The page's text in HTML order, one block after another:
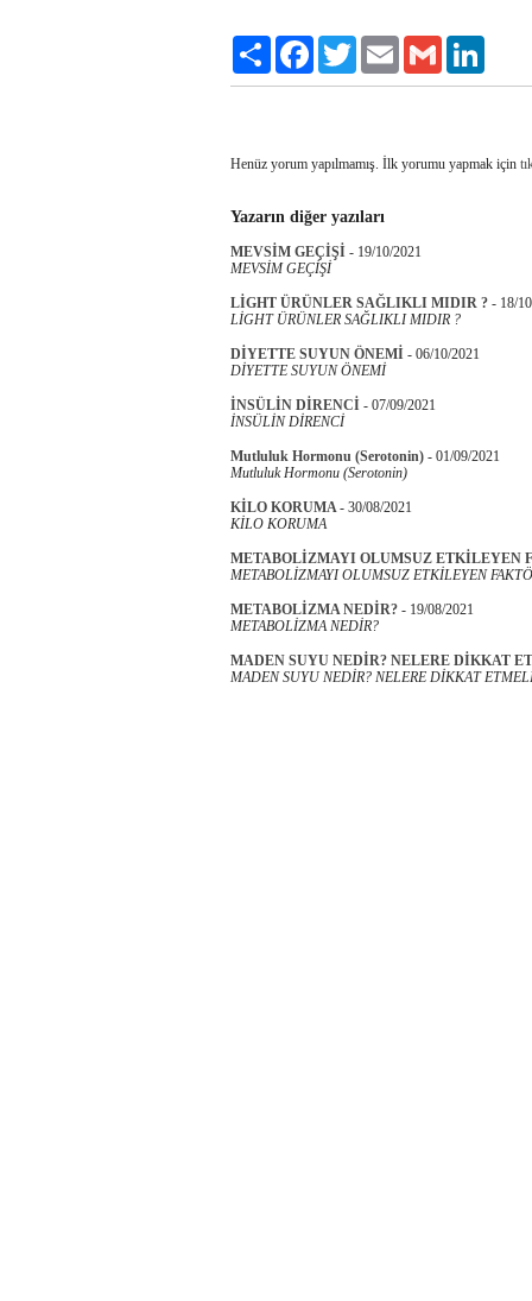
Paylaş FacebookTwitter Email Gmail
Henüz yorum yapılmamış. İlk yorumu yapmak için
Yazarın diğer yazıları
MEVSİM GEÇİŞİ - 19/10/2021
MEVSİM GEÇİŞİ
LİGHT ÜRÜNLER SAĞLIKLI MIDIR ? - 18/
LİGHT ÜRÜNLER SAĞLIKLI MIDIR ?
DİYETTE SUYUN ÖNEMİ - 06/10/2021
DİYETTE SUYUN ÖNEMİ
İNSÜLİN DİRENCİ - 07/09/2021
İNSÜLİN DİRENCİ
Mutluluk Hormonu (Serotonin) - 01/09/2021
Mutluluk Hormonu (Serotonin)
KİLO KORUMA- 30/08/2021
KİLO KORUMA
METABOLİZMAYI OLUMSUZ ETKİLEYEN
METABOLİZMAYI OLUMSUZ ETKİLEYEN
METABOLİZMA NEDİR? - 19/08/2021
METABOLİZMA NEDİR?
MADEN SUYU NEDİR? NELERE DİKKAT
MADEN SUYU NEDİR? NELERE DİKKAT